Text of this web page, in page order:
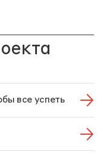
все успеть